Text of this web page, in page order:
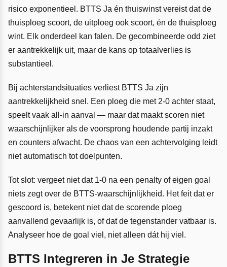
risico exponentieel. BTTS Ja én thuiswinst vereist dat de
thuisploeg scoort, de uitploeg ook scoort, én de thuisploeg
wint. Elk onderdeel kan falen. De gecombineerde odd ziet
er aantrekkelijk uit, maar de kans op totaalverlies is
substantieel.
Bij achterstandsituaties verliest BTTS Ja zijn
aantrekkelijkheid snel. Een ploeg die met 2-0 achter staat,
speelt vaak all-in aanval — maar dat maakt scoren niet
waarschijnlijker als de voorsprong houdende partij inzakt
en counters afwacht. De chaos van een achtervolging leidt
niet automatisch tot doelpunten.
Tot slot: vergeet niet dat 1-0 na een penalty of eigen goal
niets zegt over de BTTS-waarschijnlijkheid. Het feit dat er
gescoord is, betekent niet dat de scorende ploeg
aanvallend gevaarlijk is, of dat de tegenstander vatbaar is.
Analyseer hoe de goal viel, niet alleen dát hij viel.
BTTS Integreren in Je Strategie